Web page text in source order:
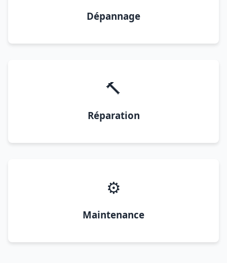
Dépannage
🔨
Réparation
⚙️
Maintenance